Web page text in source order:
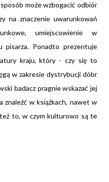
może wzbogacić odbiór
na znaczenie uwarunkowań
umiejscowienie w
pisarza. Ponadto prezentuje
kraju, który - czy się to
w zakresie dystrybucji dóbr
badacz pragnie wskazać jej
znaleźć w książkach, nawet w
to, w czym kulturowo są te